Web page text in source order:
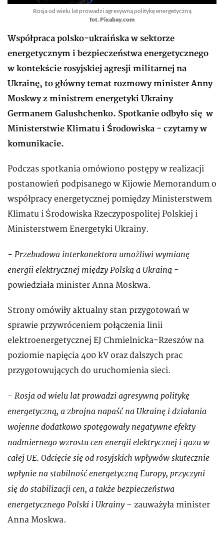
Rosja od wielu lat prowadzi agresywną politykę energetyczną
fot. Pixabay.com
Współpraca polsko-ukraińska w sektorze
energetycznym i bezpieczeństwa energetycznego
w kontekście rosyjskiej agresji militarnej na
Ukrainę, to główny temat rozmowy minister Anny
Moskwy z ministrem energetyki Ukrainy
Germanem Galushchenko. Spotkanie odbyło się w
Ministerstwie Klimatu i Środowiska - czytamy w
komunikacie.
Podczas spotkania omówiono postępy w realizacji
postanowień podpisanego w Kijowie Memorandum o
współpracy energetycznej pomiędzy Ministerstwem
Klimatu i Środowiska Rzeczypospolitej Polskiej i
Ministerstwem Energetyki Ukrainy.
- Przebudowa interkonektora umożliwi wymianę
energii elektrycznej między Polską a Ukrainą -
powiedziała minister Anna Moskwa.
Strony omówiły aktualny stan przygotowań w
sprawie przywróceniem połączenia linii
elektroenergetycznej EJ Chmielnicka-Rzeszów na
poziomie napięcia 400 kV oraz dalszych prac
przygotowujących do uruchomienia sieci.
- Rosja od wielu lat prowadzi agresywną politykę
energetyczną, a zbrojna napaść na Ukrainę i działania
wojenne dodatkowo spotęgowały negatywne efekty
nadmiernego wzrostu cen energii elektrycznej i gazu w
całej UE. Odcięcie się od rosyjskich wpływów skutecznie
wpłynie na stabilność energetyczną Europy, przyczyni
się do stabilizacji cen, a także bezpieczeństwa
energetycznego Polski i Ukrainy – zauważyła minister
Anna Moskwa.